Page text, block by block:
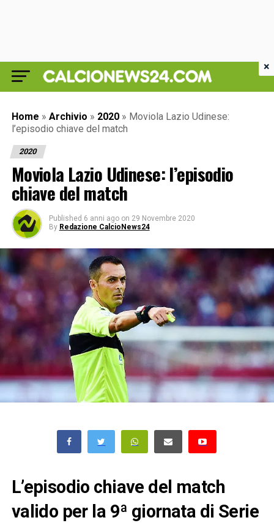
Home » Archivio » 2020 » Moviola Lazio Udinese:
l’episodio chiave del match
2020
Moviola Lazio Udinese: l’episodio
chiave del match
Published 6 anni ago on 29 Novembre 2020
By Redazione CalcioNews24
L’episodio chiave del match
valido per la 9ª giornata di Serie
×